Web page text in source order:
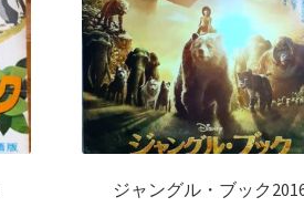
ジャングル・ブック